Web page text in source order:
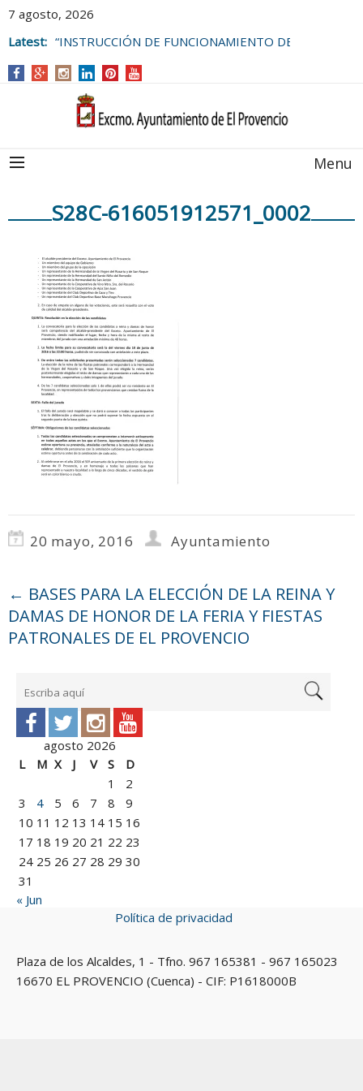
7 agosto, 2026
Latest: “INSTRUCCIÓN DE FUNCIONAMIENTO DE
AYUNTAMIENTO DE EL PROVENCIO
Menu
S28C-616051912571_0002
20 mayo, 2016 Ayuntamiento
← BASES PARA LA ELECCIÓN DE LA REINA Y
DAMAS DE HONOR DE LA FERIA Y FIESTAS
PATRONALES DE EL PROVENCIO
agosto 2026
L
M X J V S
D
1
2
3
4 5 6 7 8
9
10 11 12 13 14 15 16
17 18 19 20 21 22 23
24 25 26 27 28 29 30
31
« Jun
Política de privacidad
Plaza de los Alcaldes, 1 - Tfno. 967 165381 - 967 165023
16670 EL PROVENCIO (Cuenca) - CIF: P1618000B